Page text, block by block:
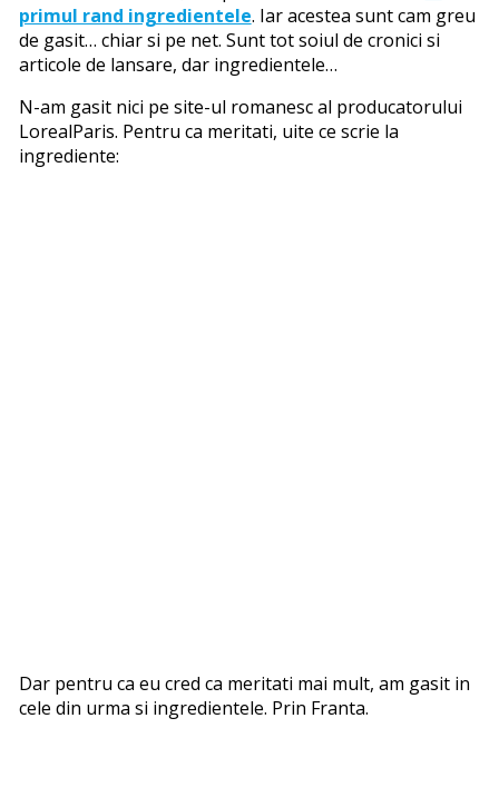
primul rand ingredientele. Iar acestea sunt cam greu
de gasit… chiar si pe net. Sunt tot soiul de cronici si
articole de lansare, dar ingredientele…
N-am gasit nici pe site-ul romanesc al producatorului
LorealParis. Pentru ca meritati, uite ce scrie la
ingrediente:
Dar pentru ca eu cred ca meritati mai mult, am gasit in
cele din urma si ingredientele. Prin Franta.